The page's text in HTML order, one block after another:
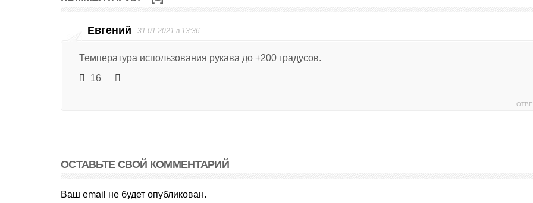
Евгений 31.01.2021 в 13:36
Температура использования рукава до +200 градусов.
16
ОСТАВЬТЕ СВОЙ КОММЕНТАРИЙ
Ваш email не будет опубликован.